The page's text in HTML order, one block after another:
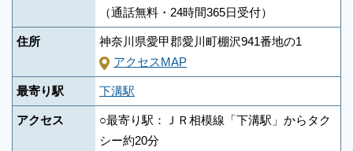
（通話無料・24時間365日受付）
住所
神奈川県愛甲郡愛川町棚沢941番地の1
アクセスMAP
最寄り駅 下溝駅
アクセス
○最寄り駅：ＪＲ相模線「下溝駅」からタク
シー約20分